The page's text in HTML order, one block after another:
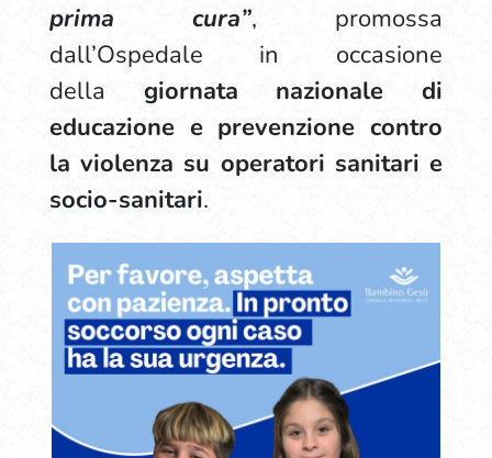
prima cura”, promossa
dall’Ospedale in occasione
della giornata nazionale di
educazione e prevenzione contro
la violenza su operatori sanitari e
socio-sanitari.